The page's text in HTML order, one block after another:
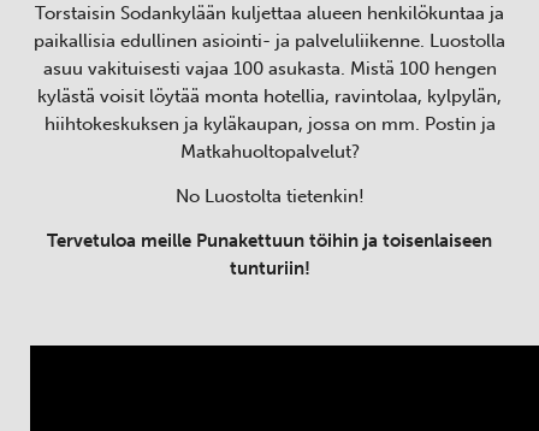
Torstaisin Sodankylään kuljettaa alueen henkilökuntaa ja
paikallisia edullinen asiointi- ja palveluliikenne. Luostolla
asuu vakituisesti vajaa 100 asukasta. Mistä 100 hengen
kylästä voisit löytää monta hotellia, ravintolaa, kylpylän,
hiihtokeskuksen ja kyläkaupan, jossa on mm. Postin ja
Matkahuoltopalvelut?
No Luostolta tietenkin!
Tervetuloa meille Punakettuun töihin ja toisenlaiseen
tunturiin!